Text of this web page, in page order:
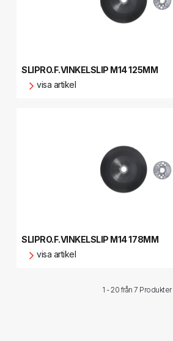
SLIPRO.F.VINKELSLIP M14 125MM
visa artikel
SLIPRO.F.VINKELSLIP M14 178MM
visa artikel
1 - 20 från7 Produkter